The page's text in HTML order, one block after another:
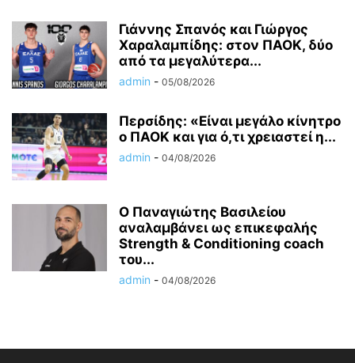
Γιάννης Σπανός και Γιώργος
Χαραλαμπίδης: στον ΠΑΟΚ, δύο
από τα μεγαλύτερα...
admin - 05/08/2026
Περσίδης: «Είναι μεγάλο κίνητρο
ο ΠΑΟΚ και για ό,τι χρειαστεί η...
admin - 04/08/2026
Ο Παναγιώτης Βασιλείου
αναλαμβάνει ως επικεφαλής
Strength & Conditioning coach
του...
admin - 04/08/2026